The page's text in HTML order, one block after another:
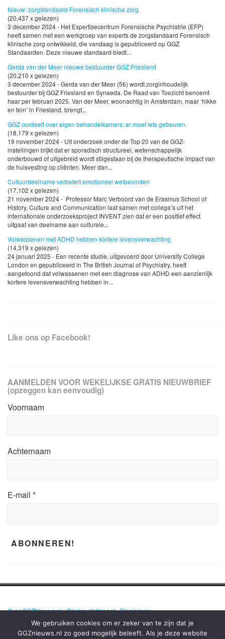
Nieuw: zorgstandaard Forensisch klinische zorg
(20,437 x gelezen)
3 december 2024 - Het Expertisecentrum Forensische Psychiatrie (EFP)
heeft samen met een werkgroep van experts de zorgstandaard Forensisch
klinische zorg ontwikkeld, die vandaag is gepubliceerd op GGZ
Standaarden. Deze nieuwe standaard biedt...
Gerda van der Meer nieuwe bestuurder GGZ Friesland
(20,210 x gelezen)
3 december 2024 - Gerda van der Meer (56) wordt zorginhoudelijk
bestuurder bij GGZ Friesland en Synaeda. De Raad van Toezicht benoemt
haar per februari 2025. Van der Meer, woonachtig in Amsterdam, maar ‘hikke
en tein’ in Friesland, brengt...
GGZ oordeelt over eigen behandelkamers: er moet iets gebeuren.
(18,179 x gelezen)
19 november 2024 - Uit onderzoek onder de Top 20 van de GGZ-
instellingen blijkt dat er sporadisch structureel, wetenschappelijk
onderbouwd of uitgebreid wordt stilgestaan bij de therapeutische impact van
de huisvesting op cliënten. Meer dan...
Cultuurdeelname verbetert emotioneel welbevinden
(17,102 x gelezen)
21 november 2024 - Professor Marc Verboord van de Erasmus School of
History, Culture and Communication laat samen met collega’s uit het
internationale onderzoeksproject INVENT zien dat er een positief effect
uitgaat van deelname aan culturele...
Volwassenen met ADHD hebben kortere levensverwachting
(14,319 x gelezen)
24 januari 2025 - Een recente studie, uitgevoerd door University College
London en gepubliceerd in The British Journal of Psychiatry, heeft
aangetoond dat volwassenen met een diagnose van ADHD een aanzienlijk
kortere levensverwachting hebben in...
Like ons op Facebook!
AANMELDEN VOOR WEKELIJKSE GRATIS NIEUWBRIEF
(opzeggen kan eenvoudig)
Voornaam
Achternaam
E-mail *
Over GGZNieuws.nl•Privacy statement•Disclaimer
We gebruiken cookies om er zeker van te zijn dat je
GGZnieuws.nl zo goed mogelijk beleeft. Als je deze website